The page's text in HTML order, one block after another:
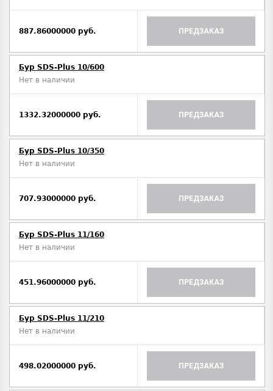
887.86000000 руб. ПРЕДЗАКАЗ
Бур SDS-Plus 10/600
Нет в наличии
1332.32000000 руб. ПРЕДЗАКАЗ
Бур SDS-Plus 10/350
Нет в наличии
707.93000000 руб. ПРЕДЗАКАЗ
Бур SDS-Plus 11/160
Нет в наличии
451.96000000 руб. ПРЕДЗАКАЗ
Бур SDS-Plus 11/210
Нет в наличии
498.02000000 руб. ПРЕДЗАКАЗ